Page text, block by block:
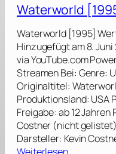
a
s
s
i
c
P
a
r
k
I
I
Waterworld
Waterworld [1995]
Hinzugefügt am 8.
via YouTube.com
Streamen Bei: Genre:
Originaltitel:
Produktionsland: USA
Freigabe: ab 12 Jahren
Costner (nicht
Darsteller: Kevin
Weiterlesen: